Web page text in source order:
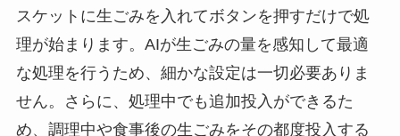
スケットに生ごみを入れてボタンを押すだけで処
理が始まります。AIが生ごみの量を感知して最適
な処理を行うため、細かな設定は一切必要ありま
せん。さらに、処理中でも追加投入ができるた
め、調理中や食事後の生ごみをその都度投入する